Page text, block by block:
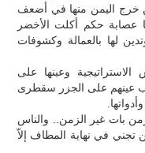
جميعاً إثر حرب 1994م حين خرج اليمن منها في أضعف
عصابة حكم أكلت الأخضر
لها بالعمالة وكشوفات
وعينها على
عينهم على الجزر سقطرى
بات غير الزمن.. والناس
تجني في نهاية المطاف إلاّ